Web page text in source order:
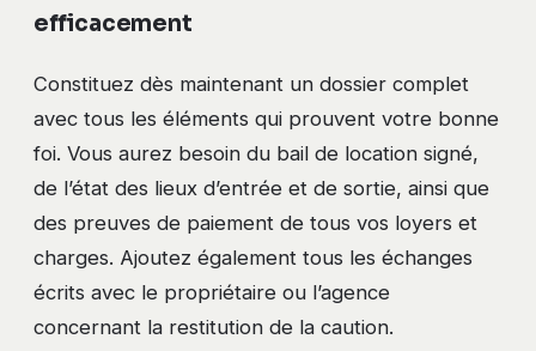
efficacement
Constituez dès maintenant un dossier complet
avec tous les éléments qui prouvent votre bonne
foi. Vous aurez besoin du bail de location signé,
de l’état des lieux d’entrée et de sortie, ainsi que
des preuves de paiement de tous vos loyers et
charges. Ajoutez également tous les échanges
écrits avec le propriétaire ou l’agence
concernant la restitution de la caution.